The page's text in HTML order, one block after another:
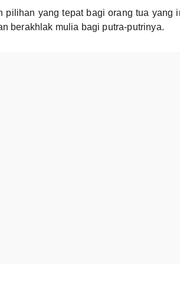
pilihan yang tepat bagi orang tua yang
berakhlak mulia bagi putra-putrinya.